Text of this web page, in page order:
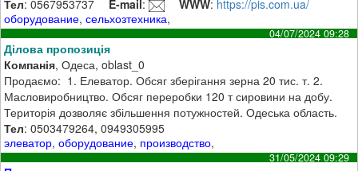
Тел: 0567953737 E-mail: WWW: https://pis.com.ua/
оборудование,сельхозтехника,
04/07/2024 09:28
Ділова пропозиція
Компанія, Одеса, oblast_0
Продаємо: 1. Елеватор. Обсяг зберігання зерна 20 тис. т. 2.
Масловиробництво. Обсяг переробки 120 т сировини на добу.
Територія дозволяє збільшення потужностей. Одеська область.
Тел: 0503479264, 0949305995
элеватор,оборудование, производство,
31/05/2024 09:29